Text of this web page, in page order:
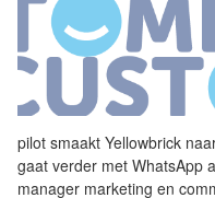
pilot smaakt Yellowbrick
gaat verder met WhatsApp
manager marketing en